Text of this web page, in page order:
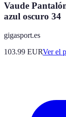
Vaude
azul oscuro 34
gigasport.es
103.99 EURVer el